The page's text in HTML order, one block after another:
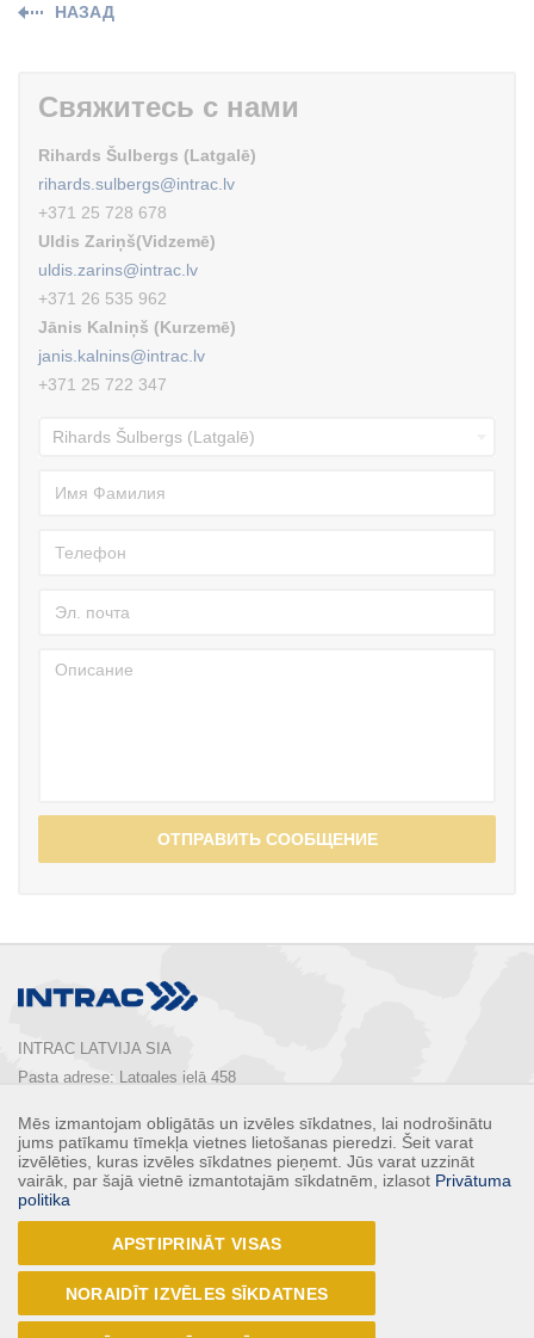
НАЗАД
Свяжитесь с нами
Rihards Šulbergs (Latgalē)
rihards.sulbergs@intrac.lv
+371 25 728 678
Uldis Zariņš(Vidzemē)
uldis.zarins@intrac.lv
+371 26 535 962
Jānis Kalniņš (Kurzemē)
janis.kalnins@intrac.lv
+371 25 722 347
ОТПРАВИТЬ СООБЩЕНИЕ
INTRAC LATVIJA SIA
Pasta adrese: Latgales ielā 458
Tālrunis: + 371 67 803 700
E-pasts: info@intrac.lv
КОНТАКТЫ
Mēs izmantojam obligātās un izvēles sīkdatnes, lai nodrošinātu
jums patīkamu tīmekļa vietnes lietošanas pieredzi. Šeit varat
izvēlēties, kuras izvēles sīkdatnes pieņemt. Jūs varat uzzināt
vairāk, par šajā vietnē izmantotajām sīkdatnēm, izlasot Privātuma
politika
APSTIPRINĀT VISAS
NORAIDĪT IZVĒLES SĪKDATNES